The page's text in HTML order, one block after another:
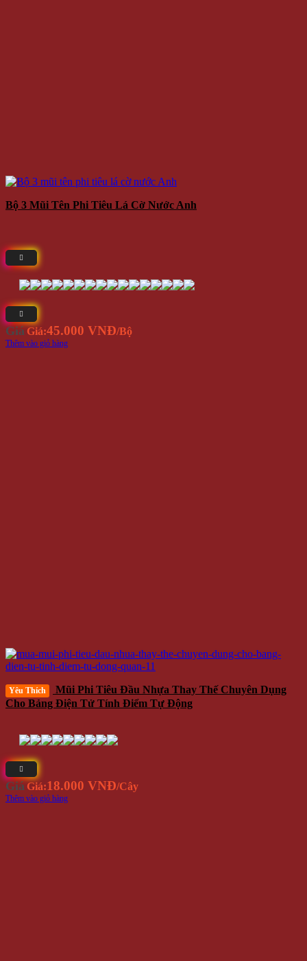
Bộ 3 Mũi Tên Phi Tiêu Lá Cờ Nước Anh
Giá Giá:45.000 VNĐ/Bộ
Thêm vào giỏ hàng
Yêu Thích
Mũi Phi Tiêu Đầu Nhựa Thay Thế Chuyên Dụng
Cho Bảng Điện Tử Tính Điểm Tự Động
Giá Giá:18.000 VNĐ/Cây
Thêm vào giỏ hàng